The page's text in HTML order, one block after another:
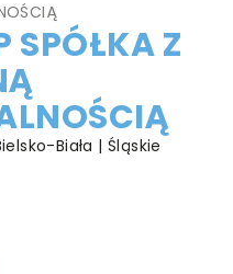
SPÓŁKA Z
Biała | Śląskie